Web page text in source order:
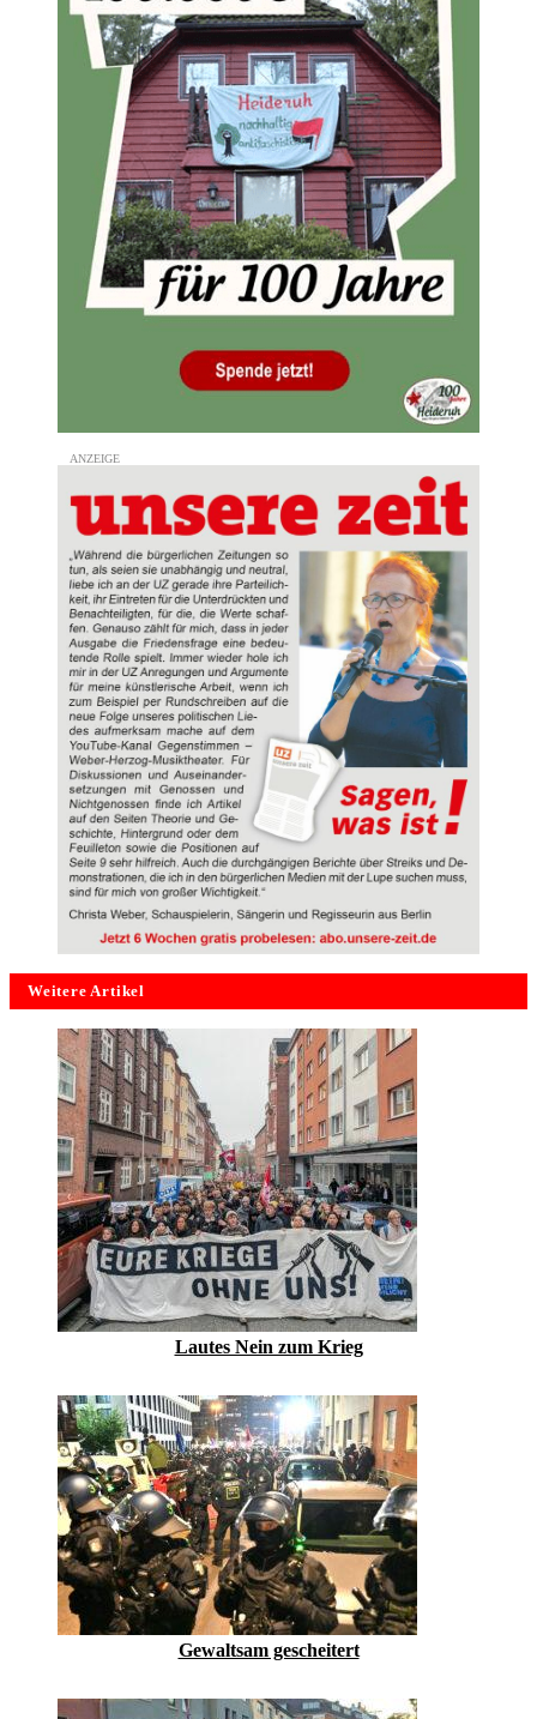
Weitere Artikel
Lautes Nein zum Krieg
Gewaltsam gescheitert